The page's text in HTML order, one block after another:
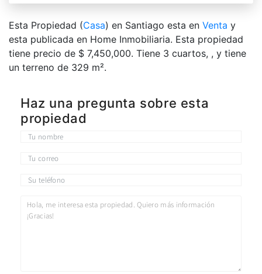
Esta Propiedad (Casa) en Santiago esta en Venta y
esta publicada en Home Inmobiliaria. Esta propiedad
tiene precio de $ 7,450,000. Tiene 3 сuartos, , y tiene
un terreno de 329 m².
Haz una pregunta sobre esta
propiedad